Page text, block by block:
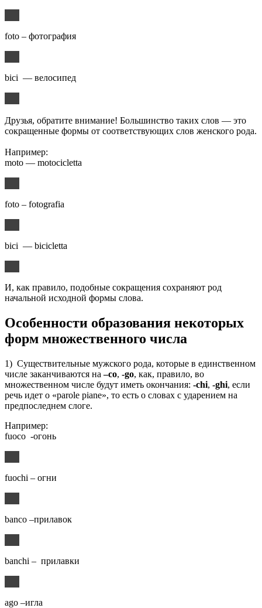
foto – фотография
bici — велосипед
Друзья, обратите внимание! Большинство таких слов — это
сокращенные формы от соответствующих слов женского рода.
Например:
moto — motocicletta
foto – fotografia
bici — bicicletta
И, как правило, подобные сокращения сохраняют род
начальной исходной формы слова.
Особенности образования некоторых
форм множественного числа
1) Существительные мужского рода, которые в единственном
числе заканчиваются на–co, -go, как, правило, во
множественном числе будут иметь окончания: -chi, -ghi, если
речь идет о «parole piane», то есть о словах с ударением на
предпоследнем слоге.
Например:
fuoco -огонь
fuochi – огни
banco –прилавок
banchi – прилавки
ago –игла